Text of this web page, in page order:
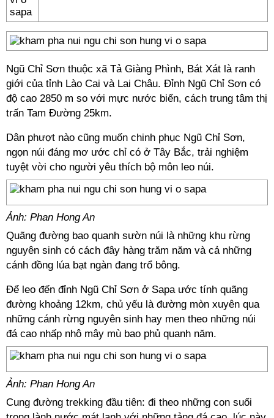
Ngũ Chỉ Sơn thuộc xã Tả Giàng Phình, Bát Xát là ranh
giới của tỉnh Lào Cai và Lai Châu. Đỉnh Ngũ Chỉ Sơn có
độ cao 2850 m so với mực nước biển, cách trung tâm thị
trấn Tam Đường 25km.
Dân phượt nào cũng muốn chinh phục Ngũ Chỉ Sơn,
ngọn núi đáng mơ ước chỉ có ở Tây Bắc, trải nghiệm
tuyệt vời cho người yêu thích bộ môn leo núi.
Ảnh: Phan Hong An
Quãng đường bao quanh sườn núi là những khu rừng
nguyên sinh có cách đây hàng trăm năm và cả những
cánh đồng lúa bạt ngàn đang trổ bông.
Để leo đến đỉnh Ngũ Chỉ Sơn ở Sapa ước tính quãng
đường khoảng 12km, chủ yếu là đường mòn xuyên qua
những cánh rừng nguyên sinh hay men theo những núi
đá cao nhấp nhô mây mù bao phủ quanh năm.
Ảnh: Phan Hong An
Cung đường trekking đầu tiên: đi theo những con suối